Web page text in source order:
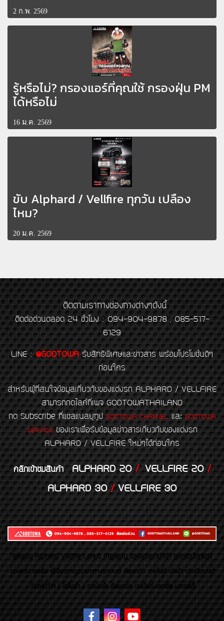
2 ก.พ. 2569
รู้หรือไม่? กรองแอร์ที่คุณใช้ กรองฝุ่น PM
ได้หรือไม่
16 ม.ค. 2569
ขับ Alphard / Vellfire ทุกวัน เปลือง
ไหม?
20 ม.ค. 2569
ติดตามเราทางช่องทางต่างๆดังนี้
ติดต่อด่วนตลอด 24 ชั่วโมง : 094-904-9878 , 085-517-
6129
LINE : @GODTOWA รับสิทธิพิเศษและข่าวสาร พร้อมโปรโมชั่นดีๆ
ก่อนใคร
สำหรับผู้ที่สนใจข้อมูลเกี่ยวกับของแต่งรถ ALPHARD / VELLFIRE
สามารถกดไลค์ที่เพจ GODTOWATHAILAND
กด Subscribe ที่แชลแนลยูทูป GODTOWA CHANNELและGODTOWA
SERVICEของเราเพื่อรับข้อมูลข่าวสารเกี่ยวกับของแต่งรถ
ALPHARD / VELLFIRE ใหม่ๆได้ก่อนใคร
คลิกเข้าชมสินค้า ALPHARD 20/VELLFIRE 20/
ALPHARD 30/VELLFIRE 30
ของเเต่ง Alphard Vellfire Lexus Majesty ของเเต่งรถนำเข้า อุปกรณ์ตกแต่ง
ของแต่ง ชุดล้อ ผู้เชี่ยวชาญเฉพาะทางรถยนต์ อัลพาร์ด เวลไฟร์ นำเข้า ประดับยนต์
TOYOTA ( โตโยต้า ) รถนำเข้า อัลพาร์ด เวลไฟร์ เลกซัส มาเจสตี้